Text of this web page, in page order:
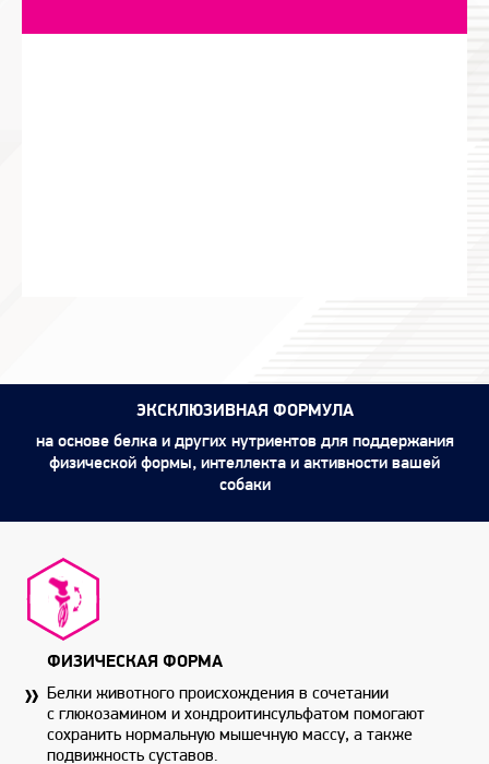
ЭКСКЛЮЗИВНАЯ ФОРМУЛА
на основе белка и других нутриентов для поддержания
физической формы, интеллекта и активности вашей
собаки
ФИЗИЧЕСКАЯ ФОРМА
Белки животного происхождения в сочетании
с глюкозамином и хондроитинсульфатом помогают
сохранить нормальную мышечную массу, а также
подвижность суставов.